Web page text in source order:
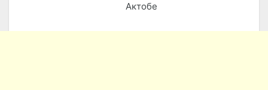
Актобе